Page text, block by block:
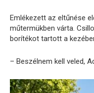
Emlékezett az eltűnése
műtermükben várta.
borítékot tartott a
– Beszélnem kell veled,